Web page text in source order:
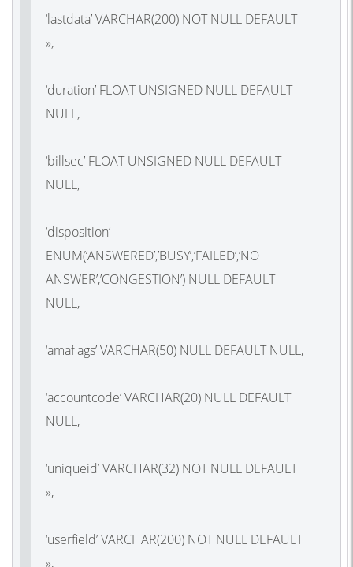
‘lastdata’ VARCHAR(200) NOT NULL DEFAULT
»,
‘duration’ FLOAT UNSIGNED NULL DEFAULT
NULL,
‘billsec’ FLOAT UNSIGNED NULL DEFAULT
NULL,
‘disposition’
ENUM(‘ANSWERED’,’BUSY’,’FAILED’,’NO
ANSWER’,’CONGESTION’) NULL DEFAULT
NULL,
‘amaflags’ VARCHAR(50) NULL DEFAULT NULL,
‘accountcode’ VARCHAR(20) NULL DEFAULT
NULL,
‘uniqueid’ VARCHAR(32) NOT NULL DEFAULT
»,
‘userfield’ VARCHAR(200) NOT NULL DEFAULT
»,